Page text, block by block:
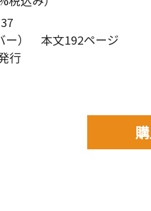
ー） 本文192ページ
行